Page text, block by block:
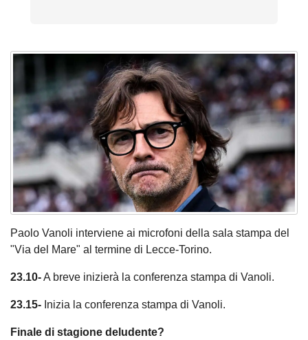
Paolo Vanoli interviene ai microfoni della sala stampa del
"Via del Mare" al termine di Lecce-Torino.
23.10-A breve inizierà la conferenza stampa di Vanoli.
23.15- Inizia la conferenza stampa di Vanoli.
Finale di stagione deludente?